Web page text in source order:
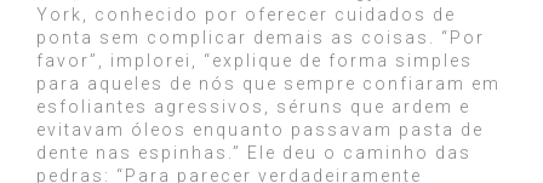
York, conhecido por oferecer cuidados de
ponta sem complicar demais as coisas. “Por
favor”, implorei, “explique de forma simples
para aqueles de nós que sempre confiaram em
esfoliantes agressivos, séruns que ardem e
evitavam óleos enquanto passavam pasta de
dente nas espinhas.” Ele deu o caminho das
pedras: “Para parecer verdadeiramente